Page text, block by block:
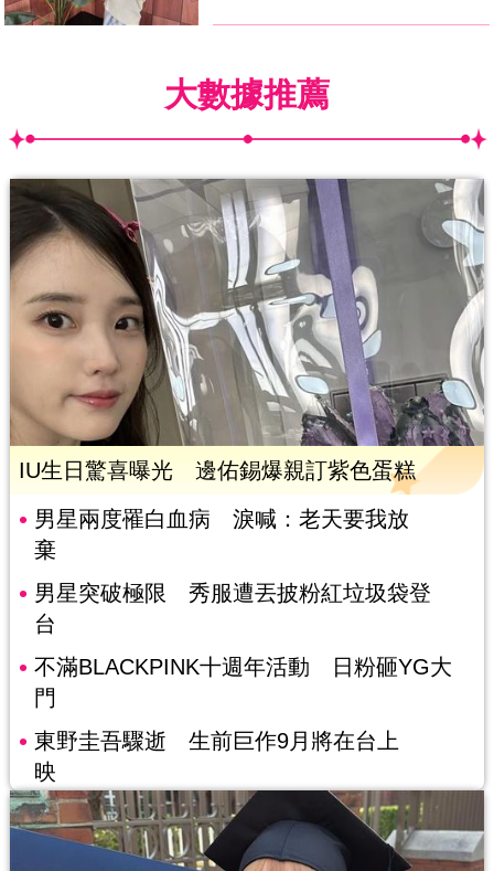
大數據推薦
IU生日驚喜曝光 邊佑錫爆親訂紫色蛋糕
男星兩度罹白血病 淚喊：老天要我放
棄
男星突破極限 秀服遭丟披粉紅垃圾袋登
台
不滿BLACKPINK十週年活動 日粉砸YG大
門
東野圭吾驟逝 生前巨作9月將在台上
映